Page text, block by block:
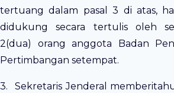
tertuang dalam pasal 3 di atas,
didukung secara tertulis oleh
2(dua) orang anggota Badan
Pertimbangan setempat.
3. Sekretaris Jenderal